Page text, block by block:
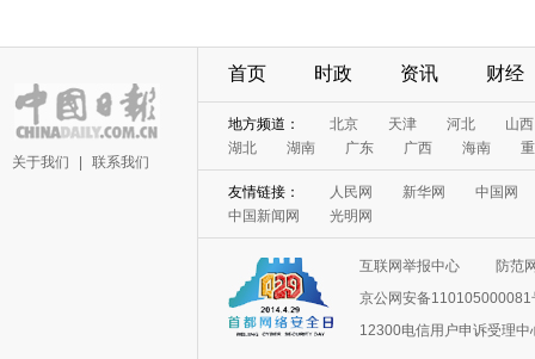
关于我们 联系我们
首页 时政 资讯 财经
地方频道： 北京 天津 河北
山西
湖北
湖南 广东 广西 海南
友情链接： 人民网 新华网
中国网
中国新闻网
光明网
互联网举报中心
防范
京公网安备110105000081
12300电信用户申诉受理中